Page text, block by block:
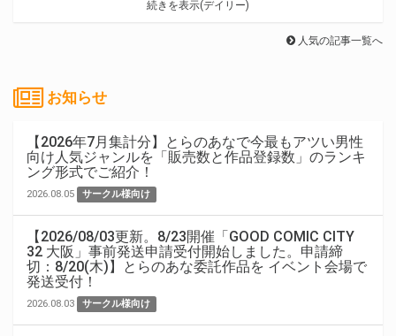
続きを表示(デイリー)
人気の記事一覧へ
お知らせ
【2026年7月集計分】とらのあなで今最もアツい男性
向け人気ジャンルを「販売数と作品登録数」のランキ
ング形式でご紹介！
2026.08.05 サークル様向け
【2026/08/03更新。8/23開催「GOOD COMIC CITY
32 大阪」事前発送申請受付開始しました。申請締
切：8/20(木)】とらのあな委託作品を イベント会場で
発送受付！
2026.08.03 サークル様向け